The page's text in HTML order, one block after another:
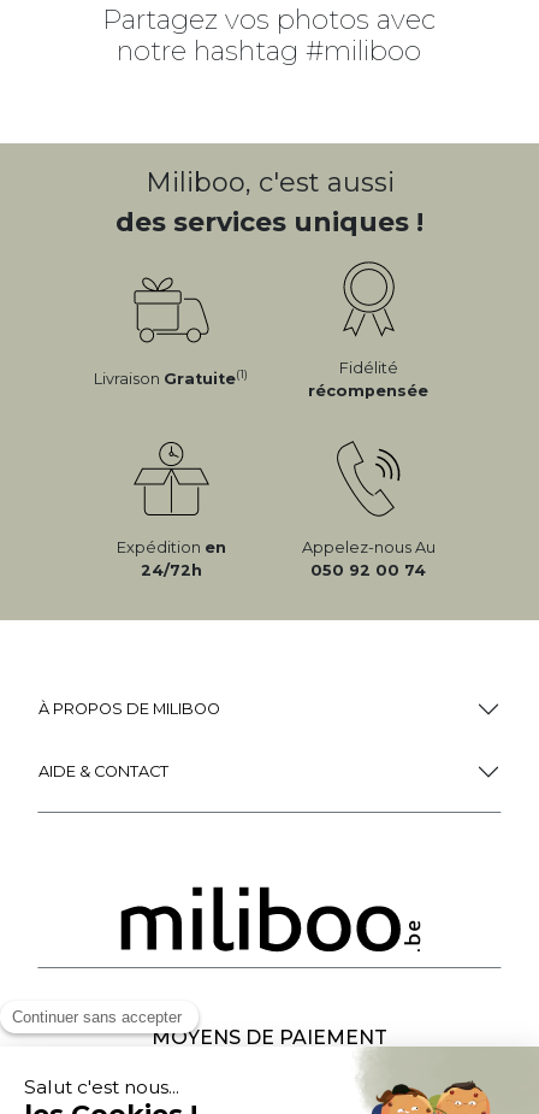
Partagez vos photos avec
notre hashtag #miliboo
Miliboo, c'est aussi
des services uniques !
Livraison Gratuite(1)
Fidélité
récompensée
Expédition en
24/72h
Appelez-nous Au
050 92 00 74
À PROPOS DE MILIBOO
AIDE & CONTACT
MOYENS DE PAIEMENT